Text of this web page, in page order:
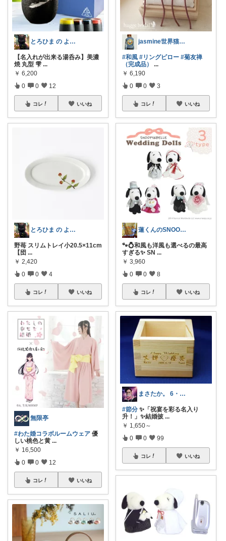
とろひま の よろず屋～お得な商品たち～
【名入れが出来る湯呑み】美濃
焼 丸型 雫 ...
￥ 6,200
0 0 12
コレ いいね
とろひま の よろず屋～お得な商品たち～
野苺 スリムトレイ小20.5×11cm
【団 ...
￥ 2,420
0 0 4
コレ いいね
無限亭
#わた婚コラボルームウェア 優
しい桃色と黄 ...
￥ 16,500
0 0 12
コレ いいね
jasmine世界猫の日(*ꆤ.̫ꆤ*)
#和風 #リングピロー #菊友禅
（完成品）
...
￥ 6,190
0 0 3
コレ いいね
蓮くんのSNOOPYおすすめROOM
🐾💍和風も洋風も選べるの最高
すぎる✨ SN ...
￥ 3,960
0 0 8
コレ いいね
まさたか。 6・7日の経由購入感謝🙏
#節分 ✨「祝宴を彩る名入り
升！」✨結婚披 ...
￥ 1,650～
0 0 99
コレ いいね